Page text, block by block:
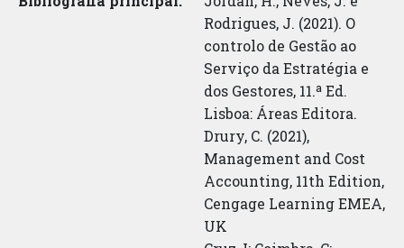
Rodrigues, J. (2021). O
controlo de Gestão ao
Serviço da Estratégia e
dos Gestores, 11.ª Ed.
Lisboa: Áreas Editora.
Drury, C. (2021),
Management and Cost
Accounting, 11th Edition,
Cengage Learning EMEA,
UK